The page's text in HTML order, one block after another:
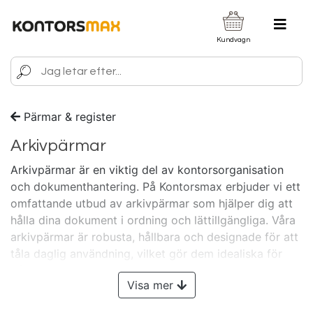
Kundvagn
Pärmar & register
Arkivpärmar
Arkivpärmar är en viktig del av kontorsorganisation
och dokumenthantering. På Kontorsmax erbjuder vi ett
omfattande utbud av arkivpärmar som hjälper dig att
hålla dina dokument i ordning och lättillgängliga. Våra
arkivpärmar är robusta, hållbara och designade för att
tåla daglig användning, vilket gör dem idealiska för
både kontor och hemmabruk.
Vi har arkivpärmar i olika storlekar, färger och material
Visa mer